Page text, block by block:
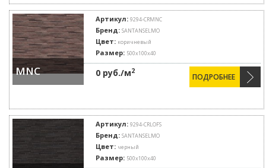
MNC
Артикул: 9294-CRMNC
Бренд: SANTANSELMO
Цвет: коричневый
Размер: 500х100х40
0 руб./м2
ПОДРОБНЕЕ
Артикул: 9294-CRLOFS
Бренд: SANTANSELMO
Цвет: черный
Размер: 500х100х40